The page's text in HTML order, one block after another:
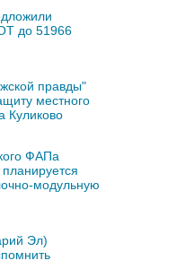
до 51966
правды"
местного
Куликово
ФАПа
модульную
Эл)